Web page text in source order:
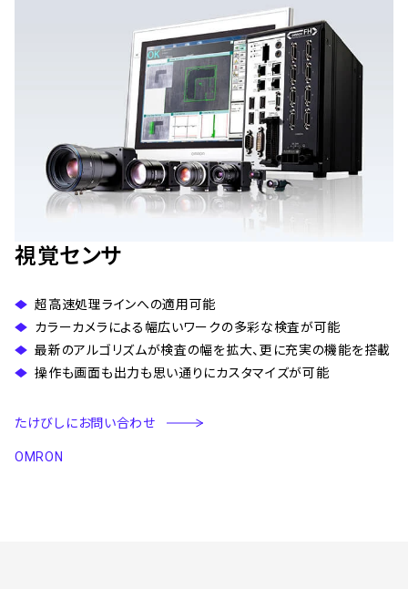
視覚センサ
超高速処理ラインへの適用可能
カラーカメラによる幅広いワークの多彩な検査が可能
最新のアルゴリズムが検査の幅を拡大、更に充実の機能を搭載
操作も画面も出力も思い通りにカスタマイズが可能
たけびしにお問い合わせ
OMRON